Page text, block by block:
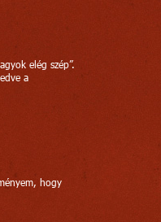
elég szép”.
a
hogy